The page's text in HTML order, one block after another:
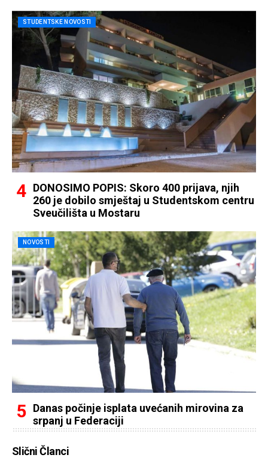
STUDENTSKE NOVOSTI
DONOSIMO POPIS: Skoro 400 prijava, njih
260 je dobilo smještaj u Studentskom centru
Sveučilišta u Mostaru
NOVOSTI
Danas počinje isplata uvećanih mirovina za
srpanj u Federaciji
Slični Članci